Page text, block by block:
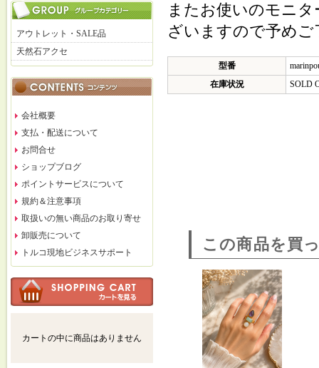
アウトレット・SALE品
天然石アクセ
会社概要
支払・配送について
お問合せ
ショップブログ
ポイントサービスについて
規約＆注意事項
取扱いの無い商品のお取り寄せ
卸販売について
トルコ現地ビジネスサポート
カートの中に商品はありません
またお使いのモニ
ざいますので予め
型番
在庫状況
SOLD
この商品を買